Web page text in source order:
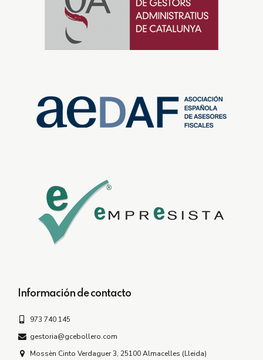
Información de contacto
973 740 145
gestoria@gcebollero.com
Mossèn Cinto Verdaguer 3, 25100 Almacelles (Lleida)